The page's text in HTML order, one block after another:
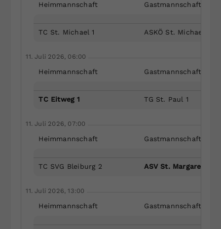
Heimmannschaft Gastmannschaft
TC St. Michael 1 ASKÖ St. Michael/
11. Juli 2026, 06:00
Heimmannschaft Gastmannschaft
TC Eitweg 1 TG St. Paul 1
11. Juli 2026, 07:00
Heimmannschaft Gastmannschaft
TC SVG Bleiburg 2 ASV St. Margarethen
11. Juli 2026, 13:00
Heimmannschaft Gastmannschaft